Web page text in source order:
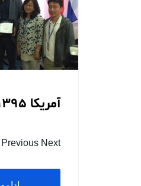
آمریکا 1395
Previous Next